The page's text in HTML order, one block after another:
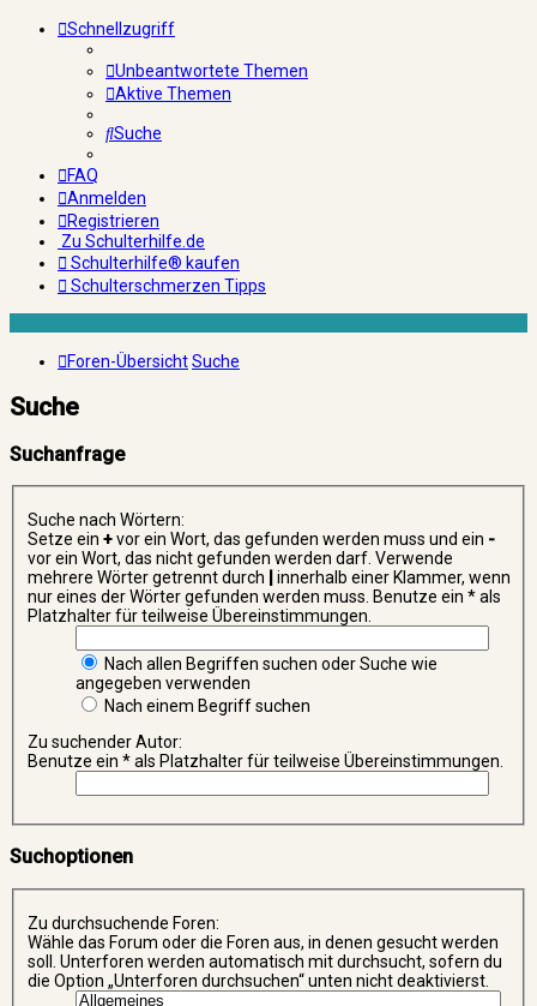
Schnellzugriff
Unbeantwortete Themen
Aktive Themen
Suche
FAQ
Anmelden
Registrieren
Zu Schulterhilfe.de
Schulterhilfe® kaufen
Schulterschmerzen Tipps
Foren-ÜbersichtSuche
Suche
Suchanfrage
Suche nach Wörtern:
Setze ein +vor ein Wort, das gefunden werden muss und ein -
vor ein Wort, das nicht gefunden werden darf. Verwende
mehrere Wörter getrennt durch
innerhalb einer Klammer, wenn
nur eines der Wörter gefunden werden muss. Benutze ein * als
Platzhalter für teilweise Übereinstimmungen.
Nach allen Begriffen suchen oder Suche wie
angegeben verwenden
Nach einem Begriff suchen
Zu suchender Autor:
Benutze ein * als Platzhalter für teilweise Übereinstimmungen.
Suchoptionen
Zu durchsuchende Foren:
Wähle das Forum oder die Foren aus, in denen gesucht werden
soll. Unterforen werden automatisch mit durchsucht, sofern du
die Option „Unterforen durchsuchen“ unten nicht deaktivierst.